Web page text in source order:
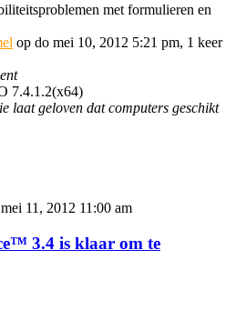
met formulieren en
op do mei 10, 2012 5:21 pm, 1 keer
7.4.1.2(x64)
laat geloven dat computers geschikt
11, 2012 11:00 am
3.4 is klaar om te